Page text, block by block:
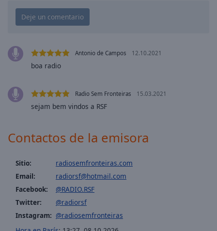
Playback
Rate
Chapters
descriptions
,
Subtitles
settings
opens
subtitles
settings
dialog
subtitles
Antonio de Campos 12.10.2021
boa radio
Radio Sem Fronteiras 15.03.2021
sejam bem vindos a RSF
Contactos de la emisora
Sitio:
radiosemfronteiras.com
Email:
radiorsf@hotmail.com
Facebook:
@RADIO.RSF
Twitter:
@radiorsf
Instagram: @radiosemfronteiras